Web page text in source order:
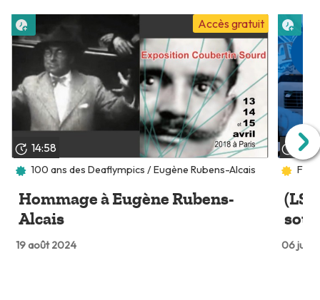
14:58
Accès gratuit
100 ans des Deaflympics / Eugène Rubens-Alcais
Hommage à Eugène Rubens-
Alcais
19 août 2024 06 juil.